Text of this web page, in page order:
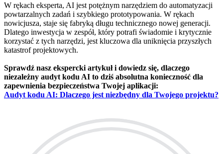
W rękach eksperta, AI jest potężnym narzędziem do automatyzacji
powtarzalnych zadań i szybkiego prototypowania. W rękach
nowicjusza, staje się fabryką długu technicznego nowej generacji.
Dlatego inwestycja w zespół, który potrafi świadomie i krytycznie
korzystać z tych narzędzi, jest kluczowa dla uniknięcia przyszłych
katastrof projektowych.
Sprawdź nasz ekspercki artykuł i dowiedz się, dlaczego
niezależny audyt kodu AI to dziś absolutna konieczność dla
zapewnienia bezpieczeństwa Twojej aplikacji:
Audyt kodu AI: Dlaczego jest niezbędny dla Twojego projektu?